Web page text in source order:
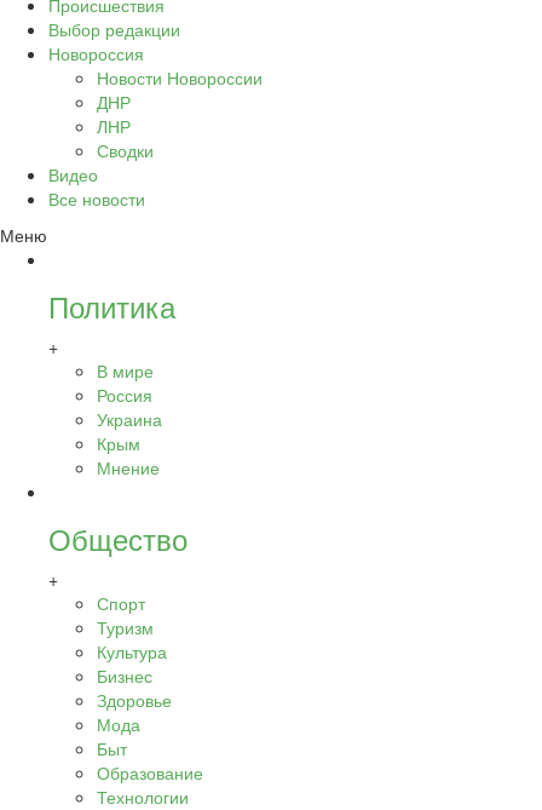
Происшествия
Выбор редакции
Новороссия
Новости Новороссии
ДНР
ЛНР
Сводки
Видео
Все новости
Меню
Политика
+
В мире
Россия
Украина
Крым
Мнение
Общество
+
Спорт
Туризм
Культура
Бизнес
Здоровье
Мода
Быт
Образование
Технологии